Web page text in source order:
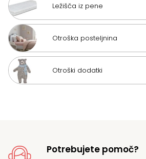
Ležišča iz pene
Otroška posteljnina
Otroški dodatki
Potrebujete pomoč?